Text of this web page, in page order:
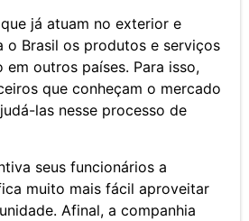
já atuam no exterior e
o Brasil os produtos e serviços
em outros países. Para isso,
que conheçam o mercado
las nesse processo de
seus funcionários a
muito mais fácil aproveitar
Afinal, a companhia